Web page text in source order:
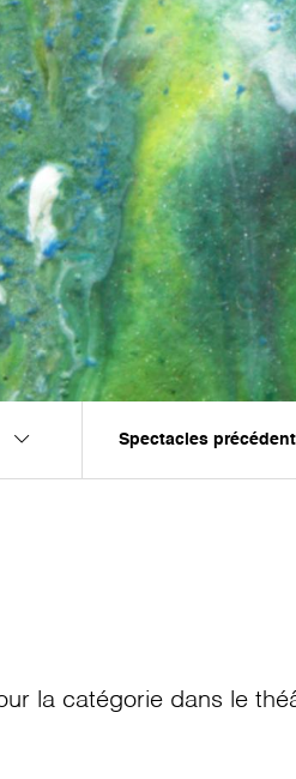
Spectacles
la catégorie dans le